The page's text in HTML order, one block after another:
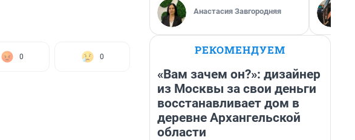
0 0
Анастасия Завгородняя
РЕКОМЕНДУЕМ
«Вам зачем он?»: дизайнер
из Москвы за свои деньги
восстанавливает дом в
деревне Архангельской
области